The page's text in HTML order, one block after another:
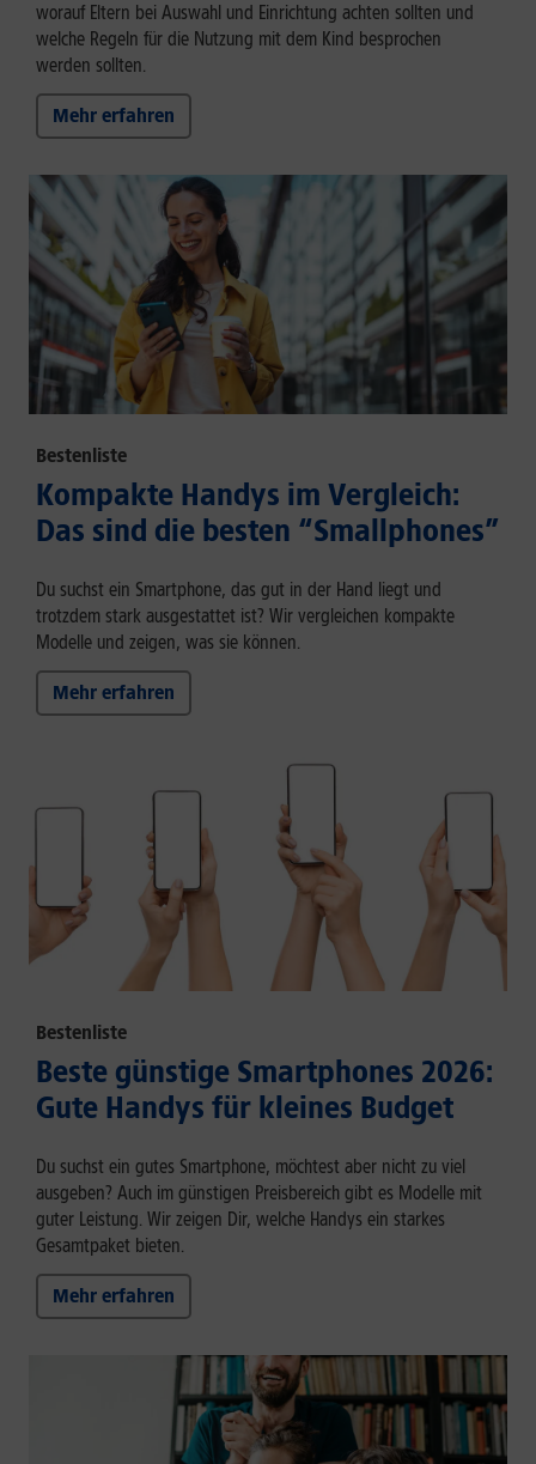
worauf Eltern bei Auswahl und Einrichtung achten sollten und
welche Regeln für die Nutzung mit dem Kind besprochen
werden sollten.
Mehr erfahren
Bestenliste
Kompakte Handys im Vergleich:
Das sind die besten “Smallphones”
Du suchst ein Smartphone, das gut in der Hand liegt und
trotzdem stark ausgestattet ist? Wir vergleichen kompakte
Modelle und zeigen, was sie können.
Mehr erfahren
Bestenliste
Beste günstige Smartphones 2026:
Gute Handys für kleines Budget
Du suchst ein gutes Smartphone, möchtest aber nicht zu viel
ausgeben? Auch im günstigen Preisbereich gibt es Modelle mit
guter Leistung. Wir zeigen Dir, welche Handys ein starkes
Gesamtpaket bieten.
Mehr erfahren